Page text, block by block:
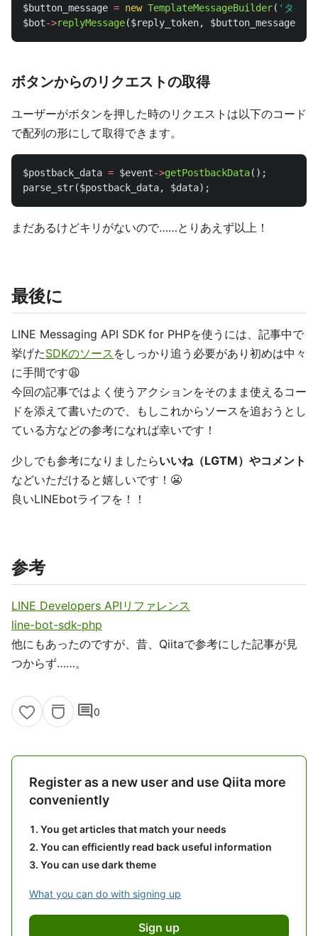
$button_message = new TemplateMessageBuilder( 'タイト
$bot->replyMessage($reply_token, $button_message
ボタンからのリクエストの取得
ユーザーがボタンを押した時のリクエストは以下のコード
で配列の形にして取得できます。
$postback_data = $event->getPostbackData();
parse_str($postback_data, $data);
まだあるけどキリがないので……とりあえず以上！
最後に
LINE Messaging API SDK for PHPを使うには、記事中で
挙げたSDKのソース をしっかり追う必要があり初めは中々
に手間です😩
今回の記事ではよく使うアクションをそのまま使えるコー
ドを添えて書いたので、もしこれからソースを追おうとし
ている方などの参考になれば幸いです！
少しでも参考になりましたらいいね（LGTM）やコメント
などいただけると嬉しいです！😬
良いLINEbotライフを！！
参考
LINE Developers APIリファレンス
line-bot-sdk-php
他にもあったのですが、昔、Qiitaで参考にした記事が見
つからず……。
comment0
Register as a new user and use Qiita more
conveniently
You get articles that match your needs
You can efficiently read back useful information
You can use dark theme
What you can do with signing up
Sign up